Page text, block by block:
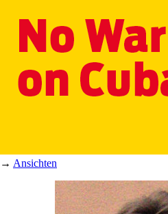
→ Ansichten